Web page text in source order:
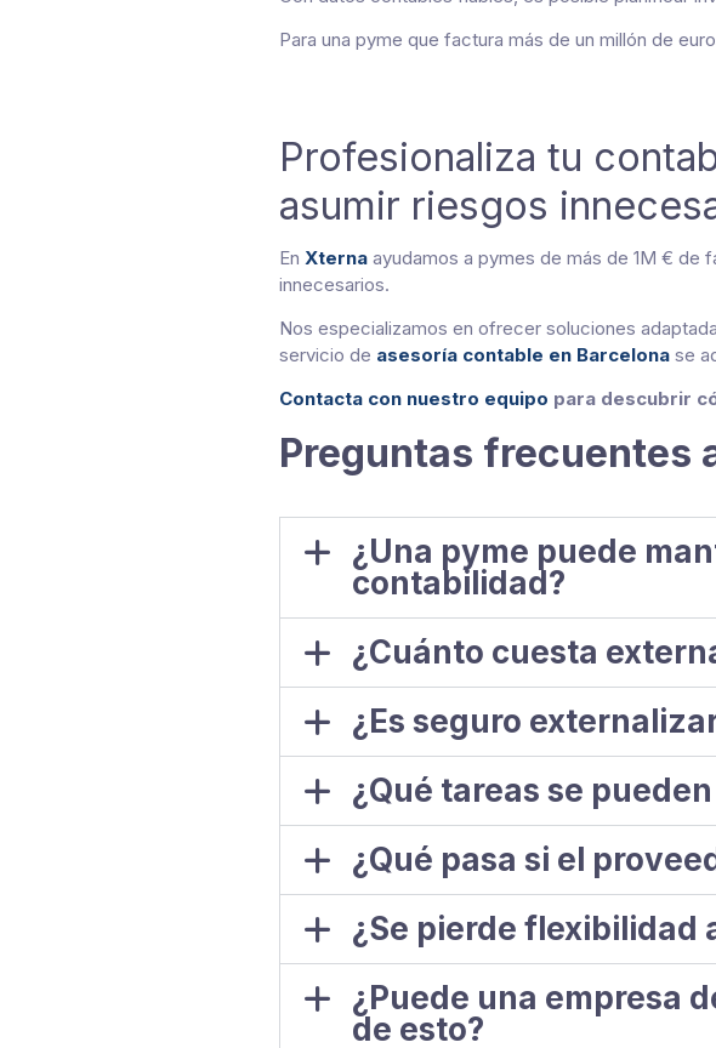
Para una pyme que factura más de un millón de
Profesionaliza tu
asumir riesgos
En Xternaayudamos a pymes de más de 1M € de
innecesarios.
Nos especializamos en ofrecer soluciones
servicio de asesoría contable en Barcelonase
Contacta con nuestro equipo para descubrir
Preguntas frecuentes
¿Una pyme puede
contabilidad?
¿Cuánto cuesta
¿Es seguro
¿Qué tareas se
¿Qué pasa si el
¿Se pierde flexibilidad
¿Puede una empresa
de esto?